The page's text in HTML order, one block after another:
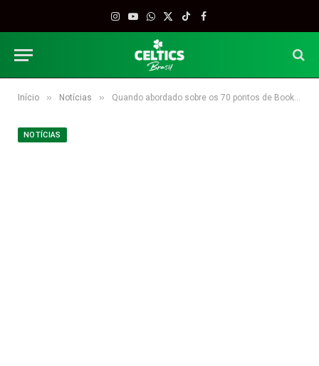
Instagram
YouTube
WhatsApp
X
TikTokFacebook
Início » Notícias » Quando abordado sobre os 70 pontos de Booker, Crowder atira: “Nunca vi tanta felicidade depois de uma derrota”
NOTÍCIAS